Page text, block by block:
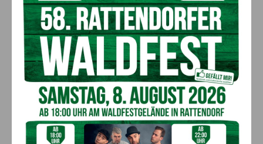
angesprochen werden, wie eine landwirtschaftliche
Fachschule, eine Berufsschule und zwei allgemein- bzw.
berufsbildende Schulen. Schulen, die Interesse haben, sollen
sich beim Kuratorium für Verkehrssicherheit unterwww.kfv.at
melden.
Vorheriger Artikel
Schiunfall am Nassfeld: 66-
Jährige erlitt schwere Kopf­
verletzungen
Nächster Artikel
Über 2 Mio. Euro für Hoch­
wasserschutz in Kärnten